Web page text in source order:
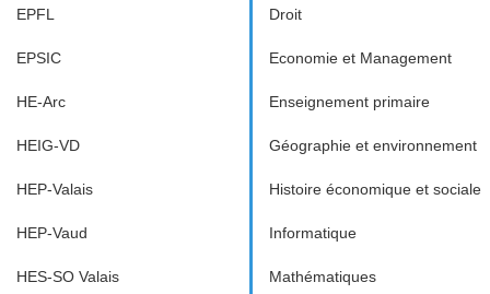
EPFL
EPSIC
HE-Arc
HEIG-VD
HEP-Valais
HEP-Vaud
HES-SO Valais
Droit
Economie et Management
Enseignement primaire
Géographie et environnement
Histoire économique et sociale
Informatique
Mathématiques